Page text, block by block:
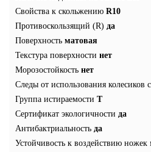
Свойства к скольжению R10
Противоскользящий (R) да
Поверхность матовая
Текстура поверхности нет
Морозостойкость нет
Следы от использования колесиков
Группа истираемости T
Сертификат экологичности да
Антибактриальность да
Устойчивость к воздействию ножек